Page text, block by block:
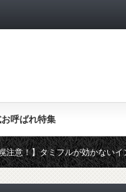
呼ばれ特集
注意！】タミフルが効かない
年スギ・ヒノキ花粉のピークと